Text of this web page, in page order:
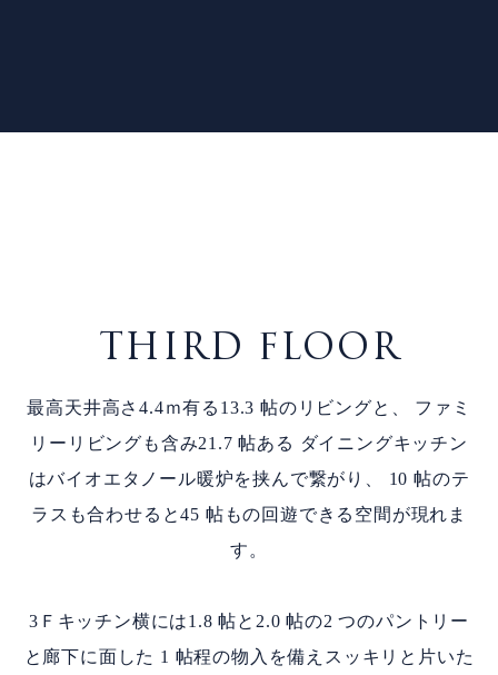
THIRD FLOOR
最高天井高さ4.4ｍ有る13.3 帖のリビングと、
ファミ
リーリビングも含み21.7 帖ある ダイニングキッチン
はバイオエタノール暖炉を挟んで繋がり、
10 帖のテ
ラスも合わせると45 帖もの回遊できる空間が現れま
す。
3Ｆキッチン横には1.8 帖と2.0 帖の2 つのパントリー
と廊下に面した 1 帖程の物入を備えスッキリと片いた